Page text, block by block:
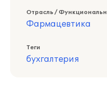
Отрасль /
Фармацевтика
Теги
бухгалтерия